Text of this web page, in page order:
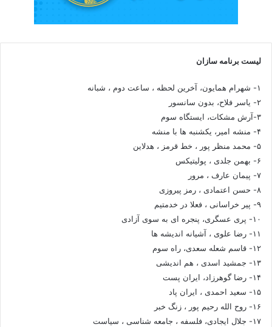
لیست برنامه سازان
۱- شهرام همایون، آخرین لحظه ، ساعت دوم ، شبانه
۲- یاسر فلاح، بدون سانسور
۳-آرش مشکات، ایستگاه سوم
۴- منشه امیر، یکشنبه ها با منشه
۵- محمد منظر پور ، خط قرمز ، هدلاین
۶- بهمن جلدی ، پولیتیکس
۷- پیمان عارف ، مرور
۸- حسن اعتمادی ، رمز پیروزی
۹- پیر خراسانی ، فعلا در خدمتیم
۱۰- پری عسگری، پنجره ای به سوی آزادی
۱۱- رضا علوی ، آشیانه اندیشه ها
۱۲- قاسم شعله سعدی، راه سوم
۱۳- جمشید اسدی ، هم اندیشی
۱۴- رضا گوهرزاد، ایران پست
۱۵- سعید احمدی ، ایران پاد
۱۶- روح الله رحیم پور ، زنگ خبر
۱۷- جلال ایجادی، فلسفه ، جامعه شناسی ، سیاست